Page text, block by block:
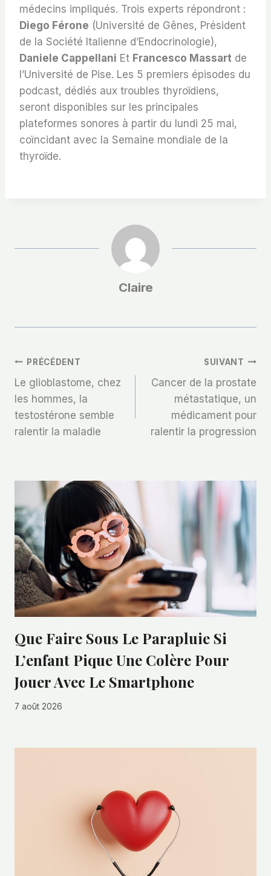
médecins impliqués. Trois experts répondront :
Diego Férone (Université de Gênes, Président
de la Société Italienne d’Endocrinologie),
Daniele Cappellani Et Francesco Massart de
l’Université de Pise. Les 5 premiers épisodes du
podcast, dédiés aux troubles thyroïdiens,
seront disponibles sur les principales
plateformes sonores à partir du lundi 25 mai,
coïncidant avec la Semaine mondiale de la
thyroïde.
Claire
Navigation
De
L’article
PRÉCÉDENT
Le glioblastome, chez
les hommes, la
testostérone semble
ralentir la maladie
SUIVANT
Cancer de la prostate
métastatique, un
médicament pour
ralentir la progression
Que Faire Sous Le Parapluie Si
L’enfant Pique Une Colère Pour
Jouer Avec Le Smartphone
7 août 2026